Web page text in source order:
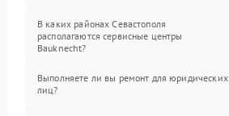
В каких районах Севастополя
располагаются сервисные центры
Bauknecht?
Выполняете ли вы ремонт для юридических
лиц?